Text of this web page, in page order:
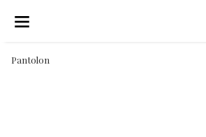
Pantolon